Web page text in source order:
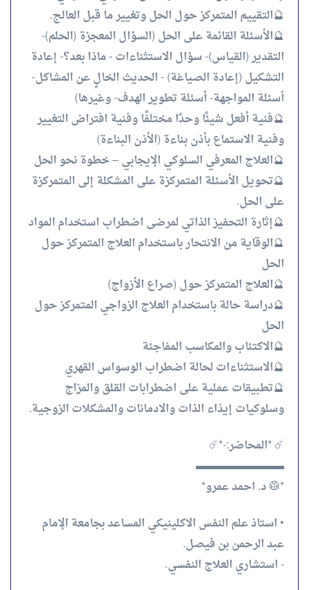
🔮التقييم المتمركز حول الحل وتغيير ما قبل العالج.
🔮الأسئلة القائمة على الحل (السؤال المعجزة (الحلم)-
التقدير (القياس)- سؤال الاستثناءات - ماذا بعد؟- إعادة
التشكيل (إعادة الصياغة) - الحديث الخالٍ عن المشاكل-
أسئلة المواجهة- أسئلة تطوير الهدف- وغيرها)
🔮فنية أفعل شيئًا وحدًا مختلفًا وفنية افتراض التغيير
وفنية الاستماع بأذن بناءة (الأذن البناءة)
🔮العلاج المعرفي السلوكي الإيجابي – خطوة نحو الحل
🔮تحويل الأسئلة المتمركزة على المشكلة إلى المتمركزة
على الحل.
🔮إثارة التحفيز الذاتي لمرضى اضطراب استخدام المواد
🔮الوقاية من الانتحار باستخدام العلاج المتمركز حول
الحل
🔮العلاج المتمركز حول (صراع الأزواج)
🔮دراسة حالة باستخدام العلاج الزواجي المتمركز حول
الحل
🔮الاكتئاب والمكاسب المفاجئة
🔮الاستثناءات لحالة اضطراب الوسواس القهري
🔮تطبيقات عملية على اضطرابات القلق والمزاج
وسلوكيات إيذاء الذات والادمانات والمشكلات الزوجية.
☄️ *المحاضر:-*☄️
▬▬▬▬▬▬▬▬
*🥼 د. احمد عمرو*
• استاذ علم النفس الاكلينيكي المساعد بجامعة الإمام
عبد الرحمن بن فيصل.
- استشاري العلاج النفسي.